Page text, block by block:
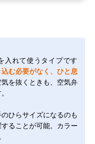
入れて使うタイプです
む必要がなく、ひと息
気を抜くときも、空気弁
ひらサイズになるのも
ることが可能。カラー